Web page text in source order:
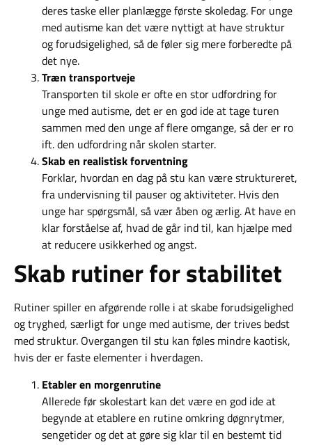
deres taske eller planlægge første skoledag. For unge
med autisme kan det være nyttigt at have struktur
og forudsigelighed, så de føler sig mere forberedte på
det nye.
Træn transportveje
Transporten til skole er ofte en stor udfordring for
unge med autisme, det er en god ide at tage turen
sammen med den unge af flere omgange, så der er ro
ift. den udfordring når skolen starter.
Skab en realistisk forventning
Forklar, hvordan en dag på stu kan være struktureret,
fra undervisning til pauser og aktiviteter. Hvis den
unge har spørgsmål, så vær åben og ærlig. At have en
klar forståelse af, hvad de går ind til, kan hjælpe med
at reducere usikkerhed og angst.
Skab rutiner for stabilitet
Rutiner spiller en afgørende rolle i at skabe forudsigelighed
og tryghed, særligt for unge med autisme, der trives bedst
med struktur. Overgangen til stu kan føles mindre kaotisk,
hvis der er faste elementer i hverdagen.
Etabler en morgenrutine
Allerede før skolestart kan det være en god ide at
begynde at etablere en rutine omkring døgnrytmer,
sengetider og det at gøre sig klar til en bestemt tid